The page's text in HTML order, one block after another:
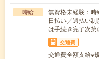
時給
無資格未経験：
日払い／週払い
は手続き完了次第
交通費
交通費全額支給※